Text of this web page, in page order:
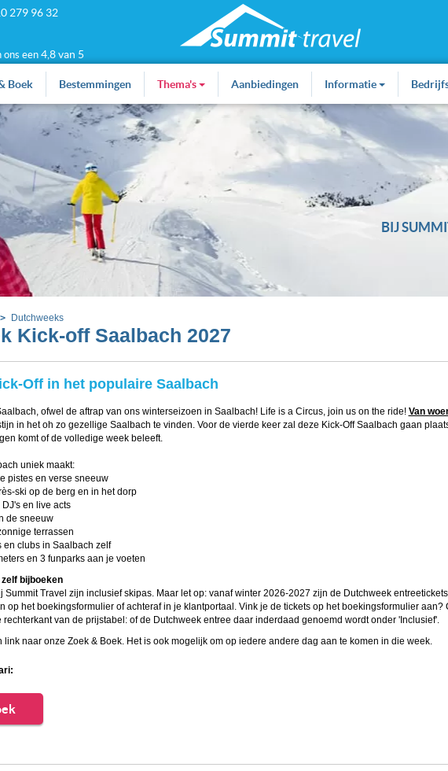
279 96 32
een 4,8 van 5
Boek Bestemmingen Thema's Aanbiedingen Informatie
BIJ
Dutchweeks
Kick-off Saalbach 2027
Off in het populaire Saalbach
ofwel de aftrap van ons winterseizoen in Saalbach! Life is a Circus, join us on the ride! Van
in het oh zo gezellige Saalbach te vinden. Voor de vierde keer zal deze Kick-Off Saalbach gaan
komt of de volledige week beleeft.
uniek maakt:
pistes en verse sneeuw
ski op de berg en in het dorp
en live acts
de sneeuw
terrassen
en clubs in Saalbach zelf
en 3 funparks aan je voeten
bijboeken
Summit Travel zijn inclusief skipas. Maar let op: vanaf winter 2026-2027 zijn de Dutchweek
op het boekingsformulier of achteraf in je klantportaal. Vink je de tickets op het boekingsformulier aan?
rechterkant van de prijstabel: of de Dutchweek entree daar inderdaad genoemd wordt onder 'Inclusief'.
link naar onze Zoek & Boek. Het is ook mogelijk om op iedere andere dag aan te komen in die week.